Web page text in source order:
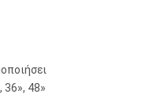
36», 48»